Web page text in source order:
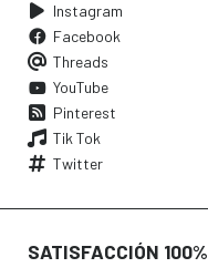
Instagram
Facebook
Threads
YouTube
Pinterest
Tik Tok
Twitter
SATISFACCIÓN 100%